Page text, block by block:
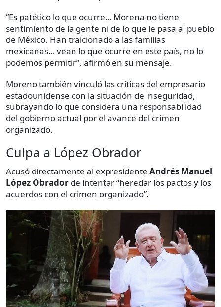
“Es patético lo que ocurre… Morena no tiene
sentimiento de la gente ni de lo que le pasa al pueblo
de México. Han traicionado a las familias
mexicanas… vean lo que ocurre en este país, no lo
podemos permitir”, afirmó en su mensaje.
Moreno también vinculó las críticas del empresario
estadounidense con la situación de inseguridad,
subrayando lo que considera una responsabilidad
del gobierno actual por el avance del crimen
organizado.
Culpa a López Obrador
Acusó directamente al expresidente Andrés Manuel
López Obrador de intentar “heredar los pactos y los
acuerdos con el crimen organizado”.